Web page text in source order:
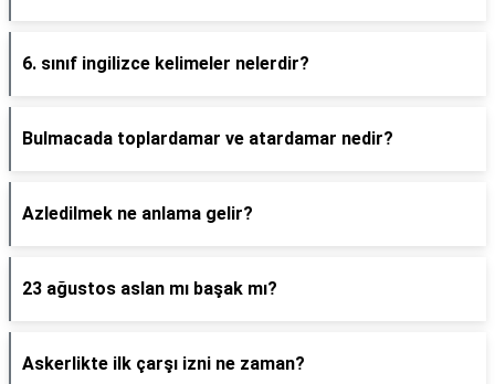
6. sınıf ingilizce kelimeler nelerdir?
Bulmacada toplardamar ve atardamar nedir?
Azledilmek ne anlama gelir?
23 ağustos aslan mı başak mı?
Askerlikte ilk çarşı izni ne zaman?